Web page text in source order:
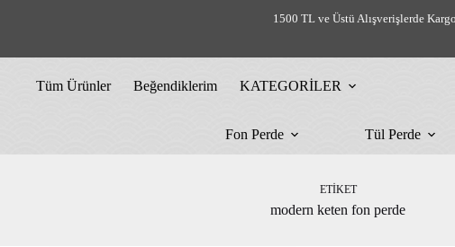
1500 TL ve Üstü Alışverişlerde
Tüm Ürünler Beğendiklerim KATEGORİLER
Fon Perde
Tül Perde
ETIKET
modern keten fon perde